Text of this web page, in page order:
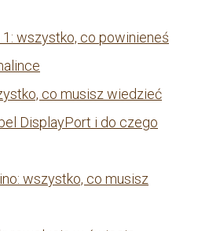
wszystko, co powinieneś
co musisz wiedzieć
DisplayPort i do czego
wszystko, co musisz